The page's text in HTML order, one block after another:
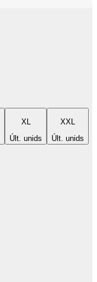
XL
Últ. unids
XXL
Últ. unids